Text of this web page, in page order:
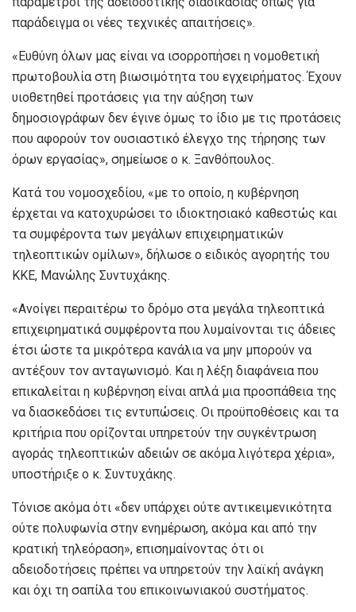
παράδειγμα οι νέες τεχνικές απαιτήσεις».
«Ευθύνη όλων μας είναι να ισορροπήσει η νομοθετική
πρωτοβουλία στη βιωσιμότητα του εγχειρήματος. Έχουν
υιοθετηθεί προτάσεις για την αύξηση των
δημοσιογράφων δεν έγινε όμως το ίδιο με τις προτάσεις
που αφορούν τον ουσιαστικό έλεγχο της τήρησης των
όρων εργασίας», σημείωσε ο κ. Ξανθόπουλος.
Κατά του νομοσχεδίου, «με το οποίο, η κυβέρνηση
έρχεται να κατοχυρώσει το ιδιοκτησιακό καθεστώς και
τα συμφέροντα των μεγάλων επιχειρηματικών
τηλεοπτικών ομίλων», δήλωσε ο ειδικός αγορητής του
ΚΚΕ, Μανώλης Συντυχάκης.
«Ανοίγει περαιτέρω το δρόμο στα μεγάλα τηλεοπτικά
επιχειρηματικά συμφέροντα που λυμαίνονται τις άδειες
έτσι ώστε τα μικρότερα κανάλια να μην μπορούν να
αντέξουν τον ανταγωνισμό. Και η λέξη διαφάνεια που
επικαλείται η κυβέρνηση είναι απλά μια προσπάθεια της
να διασκεδάσει τις εντυπώσεις. Οι προϋποθέσεις και τα
κριτήρια που ορίζονται υπηρετούν την συγκέντρωση
αγοράς τηλεοπτικών αδειών σε ακόμα λιγότερα χέρια»,
υποστήριξε ο κ. Συντυχάκης.
Τόνισε ακόμα ότι «δεν υπάρχει ούτε αντικειμενικότητα
ούτε πολυφωνία στην ενημέρωση, ακόμα και από την
κρατική τηλεόραση», επισημαίνοντας ότι οι
αδειοδοτήσεις πρέπει να υπηρετούν την λαϊκή ανάγκη
και όχι τη σαπίλα του επικοινωνιακού συστήματος.